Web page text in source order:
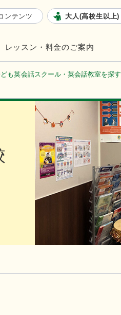
ンテンツ 大人(高校生以上)
レッスン・料金のご案内
も英会話スクール・英会話教室を探す